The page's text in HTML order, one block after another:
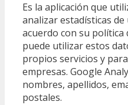
Es la aplicación que
analizar estadísticas
acuerdo con su política
puede utilizar estos
propios servicios y
empresas. Google
nombres, apellidos,
postales.